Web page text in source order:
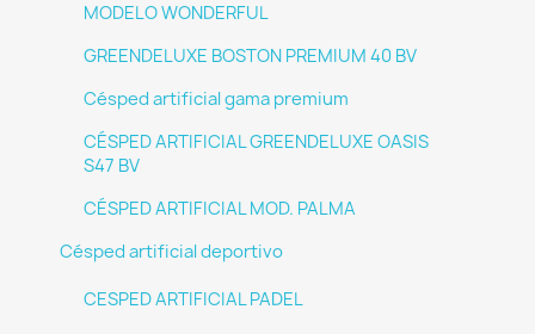
MODELO WONDERFUL
GREENDELUXE BOSTON PREMIUM 40 BV
Césped artificial gama premium
CÉSPED ARTIFICIAL GREENDELUXE OASIS
S47 BV
CÉSPED ARTIFICIAL MOD. PALMA
Césped artificial deportivo
CESPED ARTIFICIAL PADEL